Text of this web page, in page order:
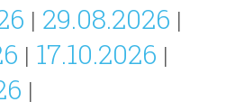
| 29.08.2026 |
| 17.10.2026 |
|